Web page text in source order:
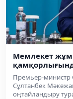
Мемлекет
Премьер-министр
Сұлтанбек
оңтайландыру